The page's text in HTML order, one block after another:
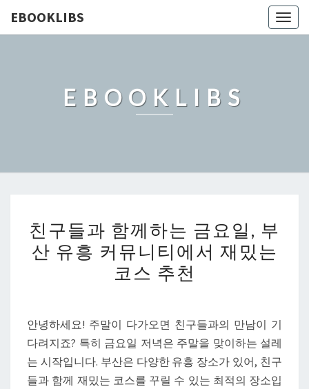
EBOOKLIBS
EBOOKLIBS
구
들
과
하
는
금
요
친구들과 함께하는 금요일, 부
산 유흥 커뮤니티에서 재밌는
코스 추천
안녕하세요! 주말이 다가오면 친구들과의 만남이 기
다려지죠? 특히 금요일 저녁은 주말을 맞이하는 설레
는 시작입니다. 부산은 다양한 유흥 장소가 있어, 친구
들과 함께 재밌는 코스를 꾸릴 수 있는 최적의 장소입